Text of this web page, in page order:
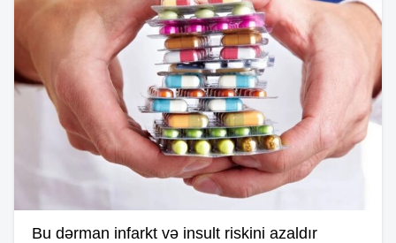
Bu dərman infarkt və insult riskini azaldır